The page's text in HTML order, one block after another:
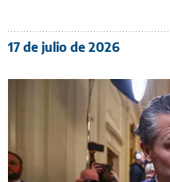
17 de julio de 2026